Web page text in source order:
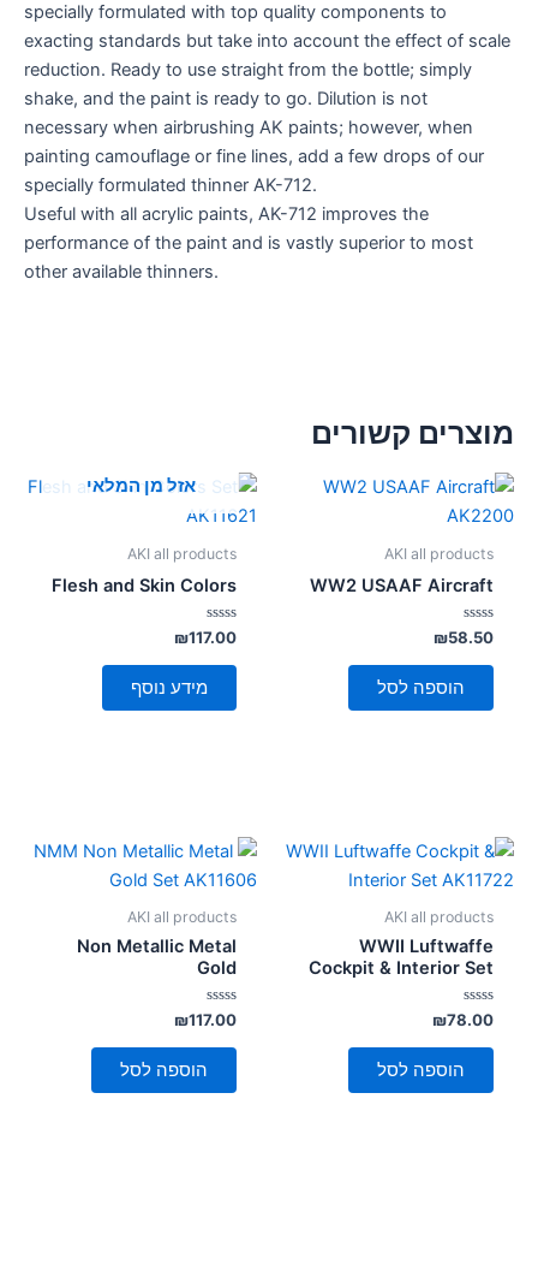
specially formulated with top quality components to
exacting standards but take into account the effect of scale
reduction. Ready to use straight from the bottle; simply
shake, and the paint is ready to go. Dilution is not
necessary when airbrushing AK paints; however, when
painting camouflage or fine lines, add a few drops of our
specially formulated thinner AK-712.
Useful with all acrylic paints, AK-712 improves the
performance of the paint and is vastly superior to most
other available thinners.
מוצרים קשורים
AKI all products
WW2 USAAF Aircraft
דורג
0
מתוך
₪58.50
הוספה לסל
אזל מן המלאי
AKI all products
Flesh and Skin Colors
דורג
0
מתוך
₪117.00
מידע נוסף
AKI all products
WWII Luftwaffe
Cockpit & Interior Set
דורג
0
מתוך
₪78.00
הוספה לסל
AKI all products
Non Metallic Metal
Gold
דורג
0
מתוך
₪117.00
הוספה לסל